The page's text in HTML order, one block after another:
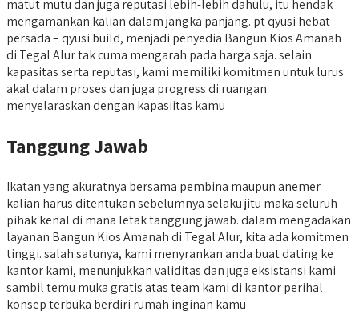
matut mutu dan juga reputasi lebih-lebih dahulu, itu hendak
mengamankan kalian dalam jangka panjang. pt qyusi hebat
persada – qyusi build, menjadi penyedia Bangun Kios Amanah
di Tegal Alur tak cuma mengarah pada harga saja. selain
kapasitas serta reputasi, kami memiliki komitmen untuk lurus
akal dalam proses dan juga progress di ruangan
menyelaraskan dengan kapasiitas kamu
Tanggung Jawab
Ikatan yang akuratnya bersama pembina maupun anemer
kalian harus ditentukan sebelumnya selaku jitu maka seluruh
pihak kenal di mana letak tanggung jawab. dalam mengadakan
layanan Bangun Kios Amanah di Tegal Alur, kita ada komitmen
tinggi. salah satunya, kami menyrankan anda buat dating ke
kantor kami, menunjukkan validitas dan juga eksistansi kami
sambil temu muka gratis atas team kami di kantor perihal
konsep terbuka berdiri rumah inginan kamu